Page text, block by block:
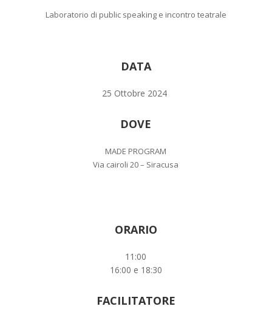
Laboratorio di public speaking e incontro teatrale
DATA
25 Ottobre 2024
DOVE
MADE PROGRAM
Via cairoli 20 – Siracusa
ORARIO
11:00
16:00 e 18:30
FACILITATORE